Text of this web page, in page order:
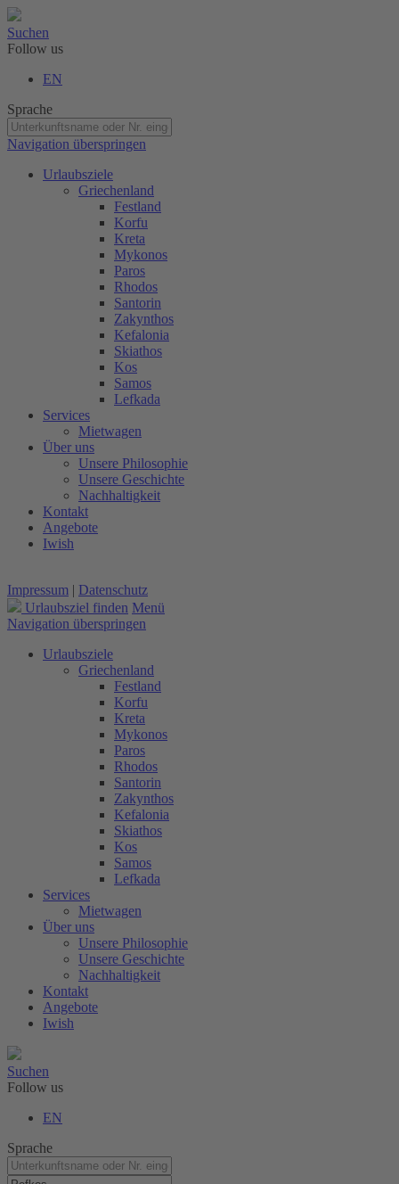
Suchen
Follow us
EN
Sprache
Navigation überspringen
Urlaubsziele
Griechenland
Festland
Korfu
Kreta
Mykonos
Paros
Rhodos
Santorin
Zakynthos
Kefalonia
Skiathos
Kos
Samos
Lefkada
Services
Mietwagen
Über uns
Unsere Philosophie
Unsere Geschichte
Nachhaltigkeit
Kontakt
Angebote
Iwish
Impressum | Datenschutz
Urlaubsziel finden Menü
Navigation überspringen
Urlaubsziele
Griechenland
Festland
Korfu
Kreta
Mykonos
Paros
Rhodos
Santorin
Zakynthos
Kefalonia
Skiathos
Kos
Samos
Lefkada
Services
Mietwagen
Über uns
Unsere Philosophie
Unsere Geschichte
Nachhaltigkeit
Kontakt
Angebote
Iwish
Suchen
Follow us
EN
Sprache